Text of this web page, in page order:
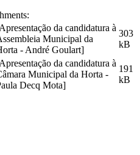
da candidatura à
Municipal da
- André Goulart]
303
kB
da candidatura à
Municipal da Horta -
Decq Mota]
191
kB